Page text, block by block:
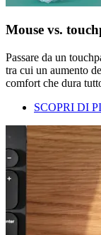
Mouse vs.
Passare da un
tra cui un aumento
comfort che dura
SCOPRI DI